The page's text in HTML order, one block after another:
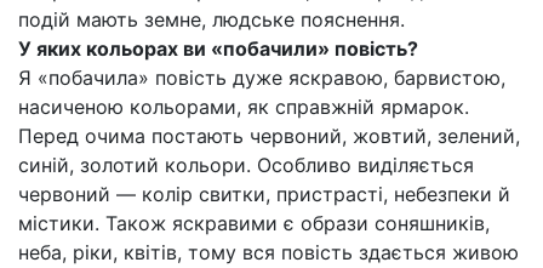
подій мають земне, людське пояснення.
У яких кольорах ви «побачили» повість?
Я «побачила» повість дуже яскравою, барвистою,
насиченою кольорами, як справжній ярмарок.
Перед очима постають червоний, жовтий, зелений,
синій, золотий кольори. Особливо виділяється
червоний — колір свитки, пристрасті, небезпеки й
містики. Також яскравими є образи соняшників,
неба, ріки, квітів, тому вся повість здається живою